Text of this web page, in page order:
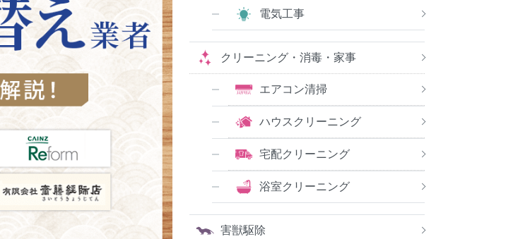
電気工事
クリーニング・消毒・家事
エアコン清掃
ハウスクリーニング
宅配クリーニング
浴室クリーニング
害獣駆除